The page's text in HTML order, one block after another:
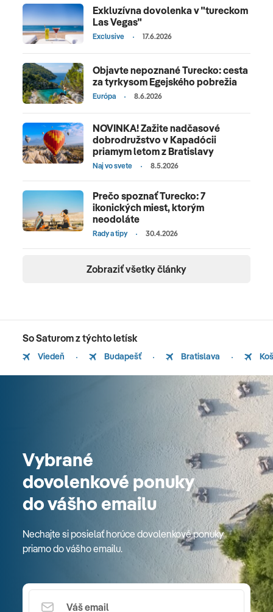
Exkluzívna dovolenka v "tureckom
Las Vegas"
Exclusive 17.6.2026
Objavte nepoznané Turecko: cesta
za tyrkysom Egejského pobrežia
Európa 8.6.2026
NOVINKA! Zažite nadčasové
dobrodružstvo v Kapadócii
priamym letom z Bratislavy
Naj vo svete 8.5.2026
Prečo spoznať Turecko: 7
ikonických miest, ktorým
neodoláte
Rady a tipy 30.4.2026
Zobraziť všetky články
So Saturom z týchto letísk
Viedeň Budapešť Bratislava
Vybrané
dovolenkové ponuky
do vášho emailu
Nechajte si posielať horúce dovolenkové ponuky
priamo do vášho emailu.